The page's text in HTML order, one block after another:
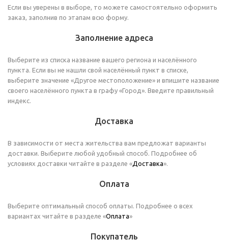
Если вы уверены в выборе, то можете самостоятельно оформить
заказ, заполнив по этапам всю форму.
Заполнение адреса
Выберите из списка название вашего региона и населённого
пункта. Если вы не нашли свой населённый пункт в списке,
выберите значение «Другое местоположение» и впишите название
своего населённого пункта в графу «Город». Введите правильный
индекс.
Доставка
В зависимости от места жительства вам предложат варианты
доставки. Выберите любой удобный способ. Подробнее об
условиях доставки читайте в разделе «Доставка».
Оплата
Выберите оптимальный способ оплаты. Подробнее о всех
вариантах читайте в разделе «Оплата»
Покупатель